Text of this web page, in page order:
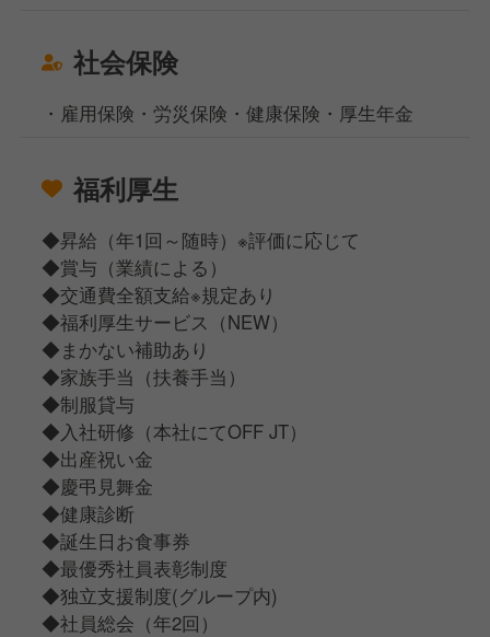
社会保険
・雇用保険・労災保険・健康保険・厚生年金
福利厚生
◆昇給（年1回～随時）※評価に応じて
◆賞与（業績による）
◆交通費全額支給※規定あり
◆福利厚生サービス（NEW）
◆まかない補助あり
◆家族手当（扶養手当）
◆制服貸与
◆入社研修（本社にてOFF JT）
◆出産祝い金
◆慶弔見舞金
◆健康診断
◆誕生日お食事券
◆最優秀社員表彰制度
◆独立支援制度(グループ内)
◆社員総会（年2回）